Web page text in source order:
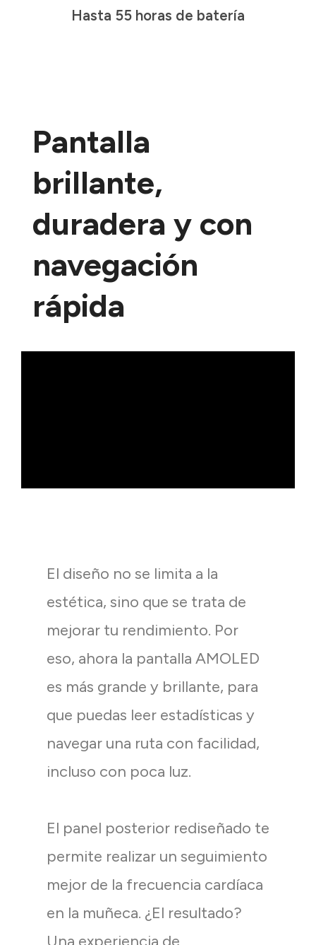
Hasta 55 horas de batería
Pantalla
brillante,
duradera y con
navegación
rápida
El diseño no se limita a la
estética, sino que se trata de
mejorar tu rendimiento. Por
eso, ahora la pantalla AMOLED
es más grande y brillante, para
que puedas leer estadísticas y
navegar una ruta con facilidad,
incluso con poca luz.
El panel posterior rediseñado te
permite realizar un seguimiento
mejor de la frecuencia cardíaca
en la muñeca. ¿El resultado?